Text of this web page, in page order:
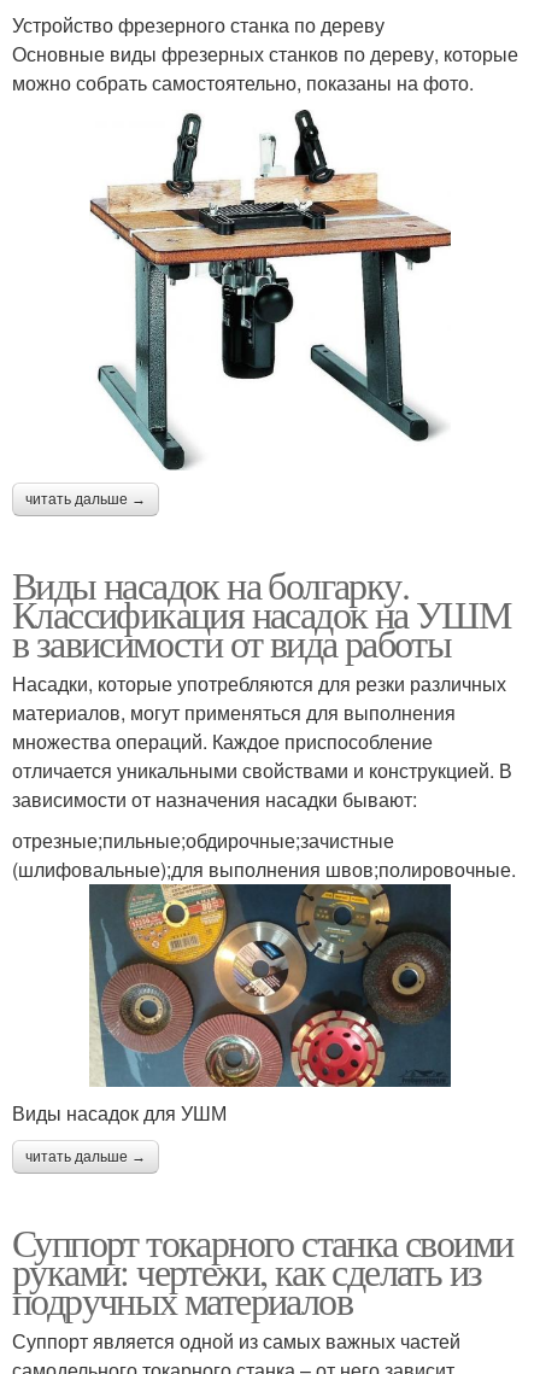
Устройство фрезерного станка по дереву
Основные виды фрезерных станков по дереву, которые
можно собрать самостоятельно, показаны на фото.
читать дальше →
Виды насадок на болгарку.
Классификация насадок на УШМ
в зависимости от вида работы
Насадки, которые употребляются для резки различных
материалов, могут применяться для выполнения
множества операций. Каждое приспособление
отличается уникальными свойствами и конструкцией. В
зависимости от назначения насадки бывают:
отрезные;пильные;обдирочные;зачистные
(шлифовальные);для выполнения швов;полировочные.
Виды насадок для УШМ
читать дальше →
Суппорт токарного станка своими
руками: чертежи, как сделать из
подручных материалов
Суппорт является одной из самых важных частей